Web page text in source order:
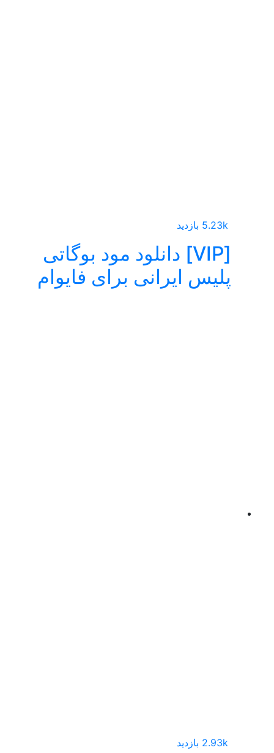
[VIP] دانلود مود بوگاتی
پلیس ایرانی برای فایوام